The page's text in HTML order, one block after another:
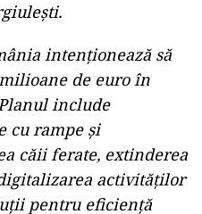
intenționează să
de euro în
include
cu rampe și
căii ferate, extinderea
activităților
pentru eficiență